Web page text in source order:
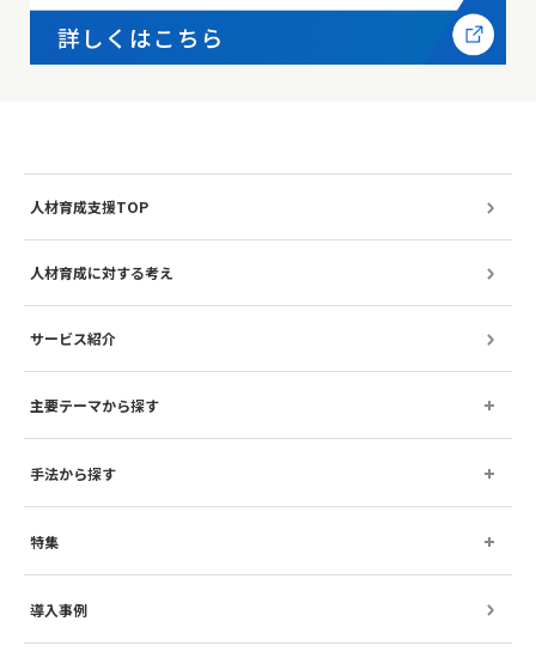
人材育成支援TOP
人材育成に対する考え
サービス紹介
主要テーマから探す
手法から探す
特集
導入事例